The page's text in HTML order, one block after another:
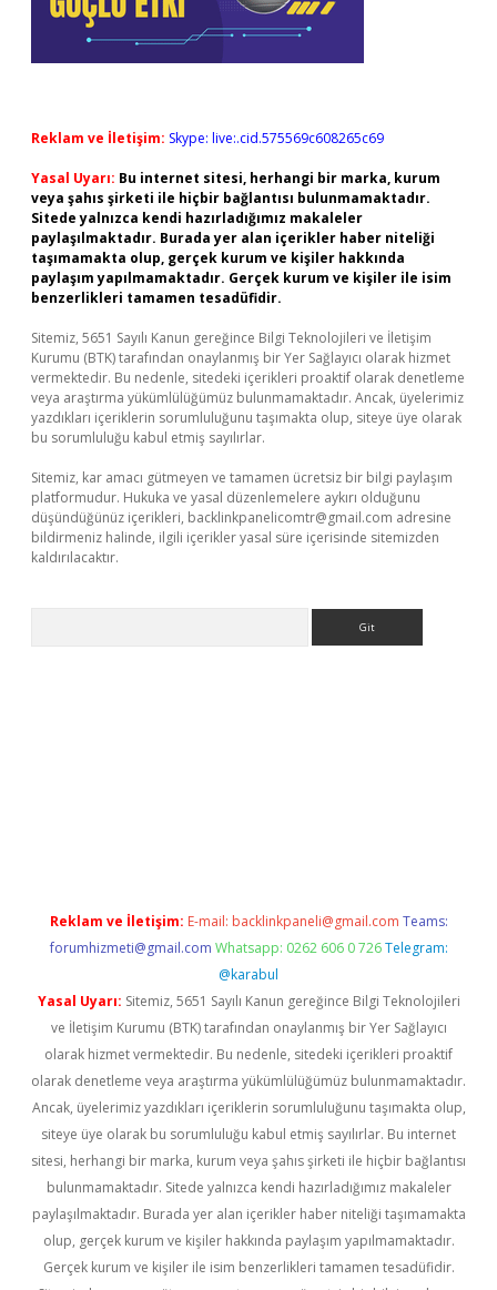
Reklam ve İletişim: Skype: live:.cid.575569c608265c69
Yasal Uyarı: Bu internet sitesi, herhangi bir marka, kurum
veya şahıs şirketi ile hiçbir bağlantısı bulunmamaktadır.
Sitede yalnızca kendi hazırladığımız makaleler
paylaşılmaktadır. Burada yer alan içerikler haber niteliği
taşımamakta olup, gerçek kurum ve kişiler hakkında
paylaşım yapılmamaktadır. Gerçek kurum ve kişiler ile isim
benzerlikleri tamamen tesadüfidir.
Sitemiz, 5651 Sayılı Kanun gereğince Bilgi Teknolojileri ve İletişim
Kurumu (BTK) tarafından onaylanmış bir Yer Sağlayıcı olarak hizmet
vermektedir. Bu nedenle, sitedeki içerikleri proaktif olarak denetleme
veya araştırma yükümlülüğümüz bulunmamaktadır. Ancak, üyelerimiz
yazdıkları içeriklerin sorumluluğunu taşımakta olup, siteye üye olarak
bu sorumluluğu kabul etmiş sayılırlar.
Sitemiz, kar amacı gütmeyen ve tamamen ücretsiz bir bilgi paylaşım
platformudur. Hukuka ve yasal düzenlemelere aykırı olduğunu
düşündüğünüz içerikleri, backlinkpanelicomtr@gmail.com adresine
bildirmeniz halinde, ilgili içerikler yasal süre içerisinde sitemizden
kaldırılacaktır.
Reklam ve İletişim: E-mail: backlinkpaneli@gmail.com Teams:
forumhizmeti@gmail.com Whatsapp: 0262 606 0 726 Telegram:
@karabul
Yasal Uyarı: Sitemiz, 5651 Sayılı Kanun gereğince Bilgi Teknolojileri
ve İletişim Kurumu (BTK) tarafından onaylanmış bir Yer Sağlayıcı
olarak hizmet vermektedir. Bu nedenle, sitedeki içerikleri proaktif
olarak denetleme veya araştırma yükümlülüğümüz bulunmamaktadır.
Ancak, üyelerimiz yazdıkları içeriklerin sorumluluğunu taşımakta olup,
siteye üye olarak bu sorumluluğu kabul etmiş sayılırlar. Bu internet
sitesi, herhangi bir marka, kurum veya şahıs şirketi ile hiçbir bağlantısı
bulunmamaktadır. Sitede yalnızca kendi hazırladığımız makaleler
paylaşılmaktadır. Burada yer alan içerikler haber niteliği taşımamakta
olup, gerçek kurum ve kişiler hakkında paylaşım yapılmamaktadır.
Gerçek kurum ve kişiler ile isim benzerlikleri tamamen tesadüfidir.